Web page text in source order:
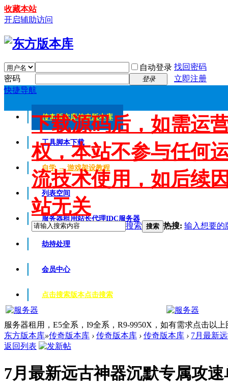
收藏本站
开启辅助访问
自动登录 找回密码
密码
登录
立即注册
快捷导航
传奇版本库传奇版本库
工具脚本下载
自学 → 游戏架设教程
列表空间
服务器租用站长代理IDC服务器
劫持处理
会员中心
点击搜索版本点击搜索
下载源码后，如需运
权，本站不参与任何
流技术使用，如后续
站无关
搜索 搜索 热搜: 输入想要的
服务器租用，E5全系，I9全系，R9-9950X，如有需求点击以
东方版本库»传奇版本库 › 传奇版本库 › 传奇版本库 › 7月最新
返回列表
7月最新远古神器沉默专属攻